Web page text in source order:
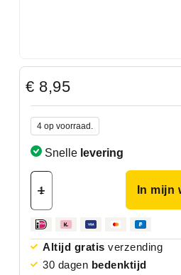
€ 8,95
4 op voorraad.
Snelle levering
In mijn
Altijd gratis verzending
30 dagen bedenktijd